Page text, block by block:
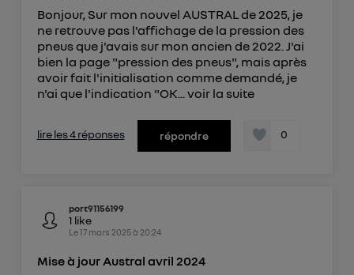
Bonjour, Sur mon nouvel AUSTRAL de 2025, je
ne retrouve pas l'affichage de la pression des
pneus que j'avais sur mon ancien de 2022. J'ai
bien la page "pression des pneus", mais après
avoir fait l'initialisation comme demandé, je
n'ai que l'indication "OK...voir la suite
lire les 4 réponses répondre 0
port91156199
1 like
Le17 mars 2025à 20:24
Mise à jour Austral avril 2024